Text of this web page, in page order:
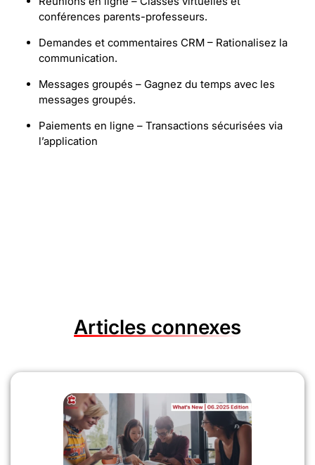
conférences parents-professeurs.
Demandes et commentaires CRM – Rationalisez la
communication.
Messages groupés – Gagnez du temps avec les
messages groupés.
Paiements en ligne – Transactions sécurisées via
l’application
Articles connexes